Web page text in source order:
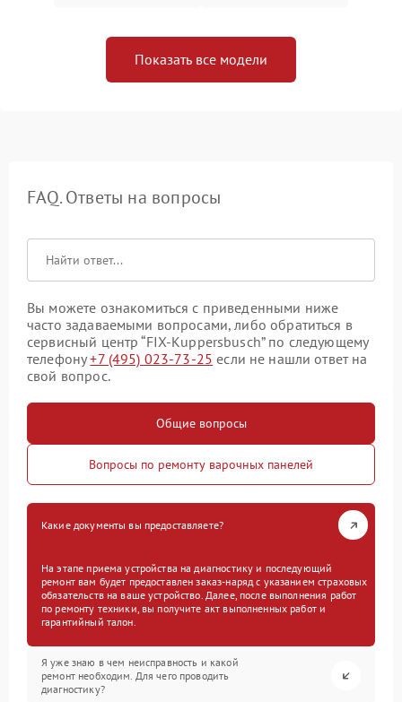
Показать все модели
FAQ. Ответы на вопросы
Вы можете ознакомиться с приведенными ниже
часто задаваемыми вопросами, либо обратиться в
сервисный центр “FIX-Kuppersbusch” по следующему
телефону+7 (495) 023-73-25 если не нашли ответ на
свой вопрос.
Общие вопросы
Вопросы по ремонту варочных панелей
Какие документы вы предоставляете?
На этапе приема устройства на диагностику и последующий
ремонт вам будет предоставлен заказ-наряд с указанием страховых
обязательств на ваше устройство. Далее, после выполнения работ
по ремонту техники, вы получите акт выполненных работ и
гарантийный талон.
Я уже знаю в чем неисправность и какой
ремонт необходим. Для чего проводить
диагностику?